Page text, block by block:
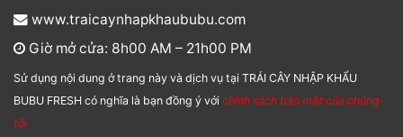
www.traicaynhapkhaububu.com
Giờ mở cửa: 8h00 AM – 21h00 PM
Sử dụng nội dung ở trang này và dịch vụ tại TRÁI CÂY NHẬP KHẨU
BUBU FRESH có nghĩa là bạn đồng ý với chính sách bảo mật của chúng
tôi